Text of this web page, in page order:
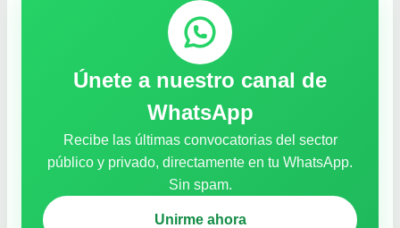
Únete a nuestro canal de
WhatsApp
Recibe las últimas convocatorias del sector
público y privado, directamente en tu WhatsApp.
Sin spam.
Unirme ahora